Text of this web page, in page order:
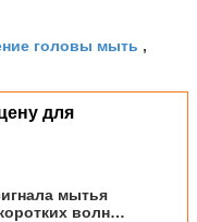
головы мыть ,
для
мытья
волн